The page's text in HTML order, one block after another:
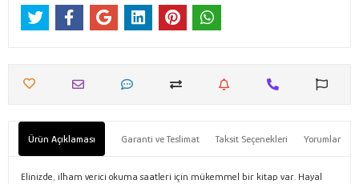
Ürün Açıklaması Garanti ve Teslimat Taksit Seçenekleri Yorumlar
Elinizde, ilham verici okuma saatleri için mükemmel bir kitap var. Hayal